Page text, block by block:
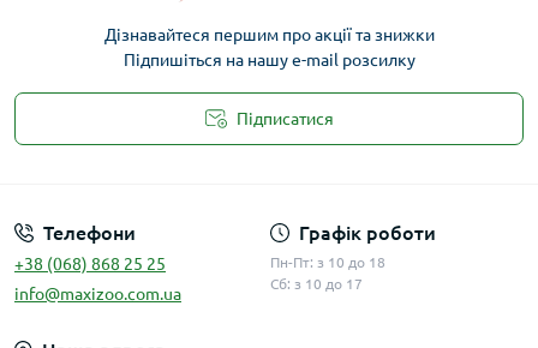
Дізнавайтеся першим про акції та знижки
Підпишіться на нашу e-mail розсилку
Підписатися
Телефони
+38 (068) 868 25 25
info@maxizoo.com.ua
Графік роботи
Пн-Пт: з 10 до 18
Сб: з 10 до 17